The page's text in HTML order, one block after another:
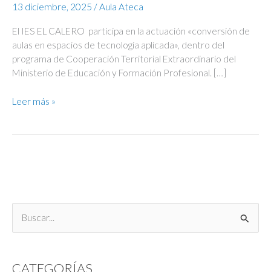
13 diciembre, 2025 /Aula Ateca
El IES EL CALERO participa en la actuación «conversión de
aulas en espacios de tecnología aplicada», dentro del
programa de Cooperación Territorial Extraordinario del
Ministerio de Educación y Formación Profesional. […]
ATECA
Leer más »
u
c
CATEGORÍAS